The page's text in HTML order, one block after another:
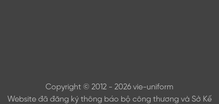
Copyright © 2012 - 2026 vie-uniform
Website đã đăng ký thông báo bộ công thương và Sở Kế